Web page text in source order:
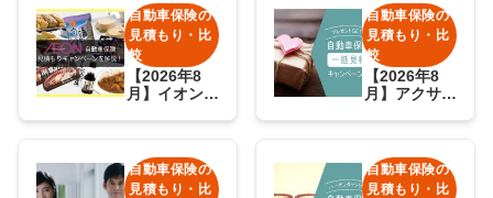
を紹介
ンを全て紹
介！
自動車保険の
見積もり・比
較
【2026年8
月】イオンの
ーンに参加し
よう！
自動車保険の
見積もり・比
較
【2026年8
月】アクサダ
ャンペーンを
全て紹介
自動車保険の
見積もり・比
自動車保険の
見積もり・比